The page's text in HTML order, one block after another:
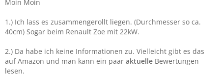
Moin Moin
1.) Ich lass es zusammengerollt liegen. (Durchmesser so ca.
40cm) Sogar beim Renault Zoe mit 22kW.
2.) Da habe ich keine Informationen zu. Vielleicht gibt es das
auf Amazon und man kann ein paar aktuelle Bewertungen
lesen.